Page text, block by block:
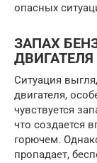
опасных
ЗАПАХ
ДВИГАТЕЛЯ
Ситуация
двигателя,
чувствуется
что создается
горючем.
пропадает,